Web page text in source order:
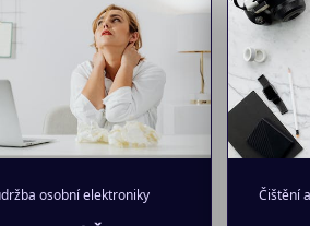
osobní elektroniky Čištění